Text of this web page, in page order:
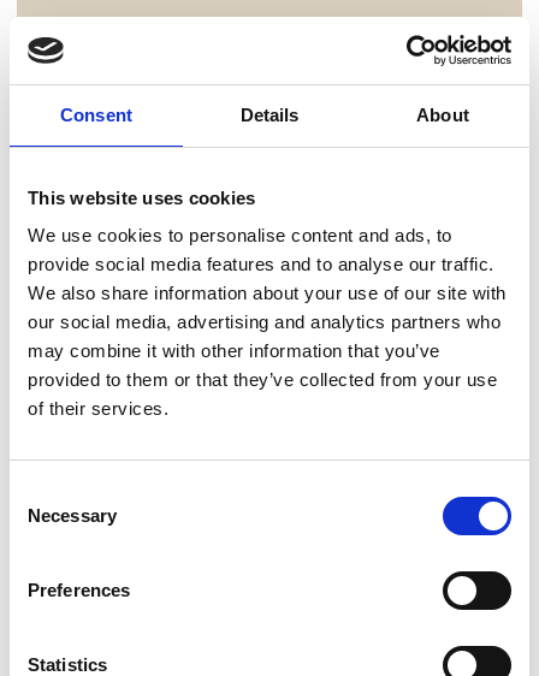
Consent Details About
This website uses cookies
We use cookies to personalise content and ads, to
provide social media features and to analyse our traffic.
We also share information about your use of our site with
our social media, advertising and analytics partners who
may combine it with other information that you’ve
provided to them or that they’ve collected from your use
of their services.
Selection
Necessary
Preferences
Statistics